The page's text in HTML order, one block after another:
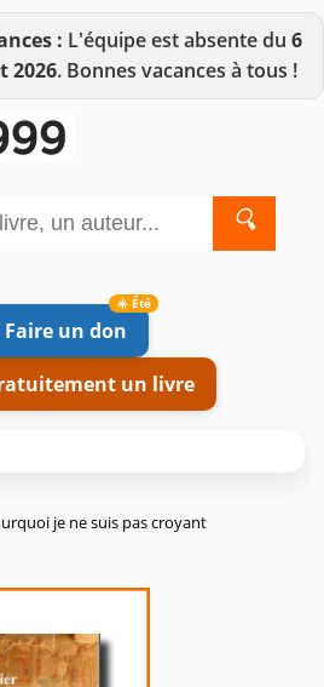
: L'équipe est absente du 6
2026. Bonnes vacances à tous !
🔍
Faire un don
un livre
je ne suis pas croyant